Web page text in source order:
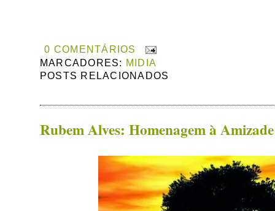
0 COMENTÁRIOS
MARCADORES: MIDIA
POSTS RELACIONADOS
Rubem Alves: Homenagem à Amizade